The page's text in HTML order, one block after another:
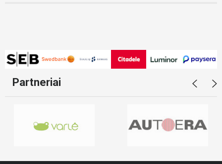
Partneriai